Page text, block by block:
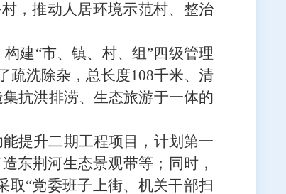
，推动人居环境示范村、整治
构建“市、镇、村、组”四级管理
疏洗除杂， 总长度108千米、清
抗洪排涝、生态旅游于一体的
提升二期工程项目，计划第一
造东荆河生态景观带等；同时，
取“党委班子上街、机关干部扫